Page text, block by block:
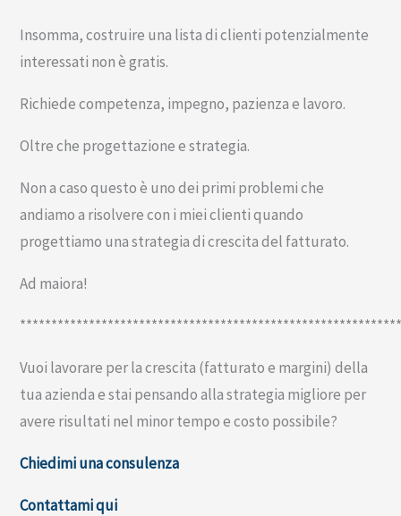
Insomma, costruire una lista di clienti potenzialmente
interessati non è gratis.
Richiede competenza, impegno, pazienza e lavoro.
Oltre che progettazione e strategia.
Non a caso questo è uno dei primi problemi che
andiamo a risolvere con i miei clienti quando
progettiamo una strategia di crescita del fatturato.
Ad maiora!
Vuoi lavorare per la crescita (fatturato e margini) della
tua azienda e stai pensando alla strategia migliore per
avere risultati nel minor tempo e costo possibile?
Chiedimi una consulenza
Contattami qui